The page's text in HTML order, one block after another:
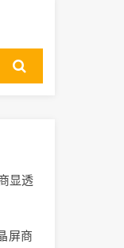
显透
屏商